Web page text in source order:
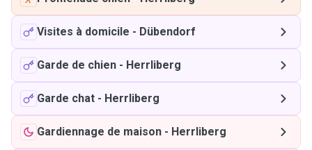
Visites à domicile - Dübendorf
Garde de chien - Herrliberg
Garde chat - Herrliberg
Gardiennage de maison - Herrliberg